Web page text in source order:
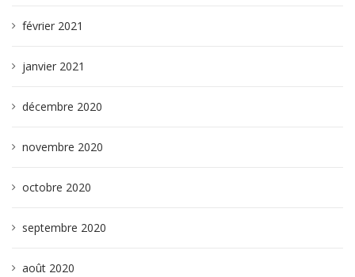
février 2021
janvier 2021
décembre 2020
novembre 2020
octobre 2020
septembre 2020
août 2020